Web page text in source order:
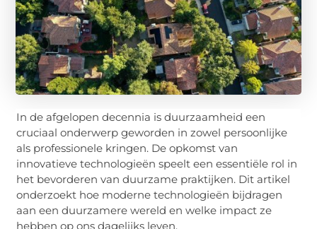
In de afgelopen decennia is duurzaamheid een
cruciaal onderwerp geworden in zowel persoonlijke
als professionele kringen. De opkomst van
innovatieve technologieën speelt een essentiële rol in
het bevorderen van duurzame praktijken. Dit artikel
onderzoekt hoe moderne technologieën bijdragen
aan een duurzamere wereld en welke impact ze
hebben op ons dagelijks leven.